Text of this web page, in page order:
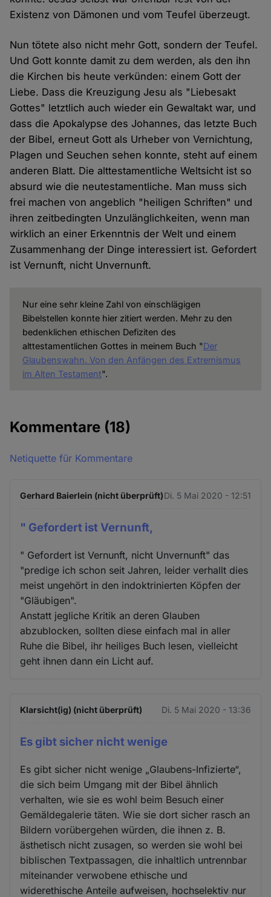
Existenz von Dämonen und vom Teufel überzeugt.
Nun tötete also nicht mehr Gott, sondern der Teufel.
Und Gott konnte damit zu dem werden, als den ihn
die Kirchen bis heute verkünden: einem Gott der
Liebe. Dass die Kreuzigung Jesu als "Liebesakt
Gottes" letztlich auch wieder ein Gewaltakt war, und
dass die Apokalypse des Johannes, das letzte Buch
der Bibel, erneut Gott als Urheber von Vernichtung,
Plagen und Seuchen sehen konnte, steht auf einem
anderen Blatt. Die alttestamentliche Weltsicht ist so
absurd wie die neutestamentliche. Man muss sich
frei machen von angeblich "heiligen Schriften" und
ihren zeitbedingten Unzulänglichkeiten, wenn man
wirklich an einer Erkenntnis der Welt und einem
Zusammenhang der Dinge interessiert ist. Gefordert
ist Vernunft, nicht Unvernunft.
Nur eine sehr kleine Zahl von einschlägigen
Bibelstellen konnte hier zitiert werden. Mehr zu den
bedenklichen ethischen Defiziten des
alttestamentlichen Gottes in meinem Buch "Der
Glaubenswahn. Von den Anfängen des Extremismus
im Alten Testament".
Kommentare (18)
Netiquette für Kommentare
Gerhard Baierlein (nicht überprüft)Di. 5 Mai 2020 - 12:51
" Gefordert ist Vernunft,
" Gefordert ist Vernunft, nicht Unvernunft" das
"predige ich schon seit Jahren, leider verhallt dies
meist ungehört in den indoktrinierten Köpfen der
"Gläubigen".
Anstatt jegliche Kritik an deren Glauben
abzublocken, sollten diese einfach mal in aller
Ruhe die Bibel, ihr heiliges Buch lesen, vielleicht
geht ihnen dann ein Licht auf.
Klarsicht(ig) (nicht überprüft) Di. 5 Mai 2020 - 13:36
Es gibt sicher nicht wenige
Es gibt sicher nicht wenige „Glaubens-Infizierte“,
die sich beim Umgang mit der Bibel ähnlich
verhalten, wie sie es wohl beim Besuch einer
Gemäldegalerie täten. Wie sie dort sicher rasch an
Bildern vorübergehen würden, die ihnen z. B.
ästhetisch nicht zusagen, so werden sie wohl bei
biblischen Textpassagen, die inhaltlich untrennbar
miteinander verwobene ethische und
widerethische Anteile aufweisen, hochselektiv nur